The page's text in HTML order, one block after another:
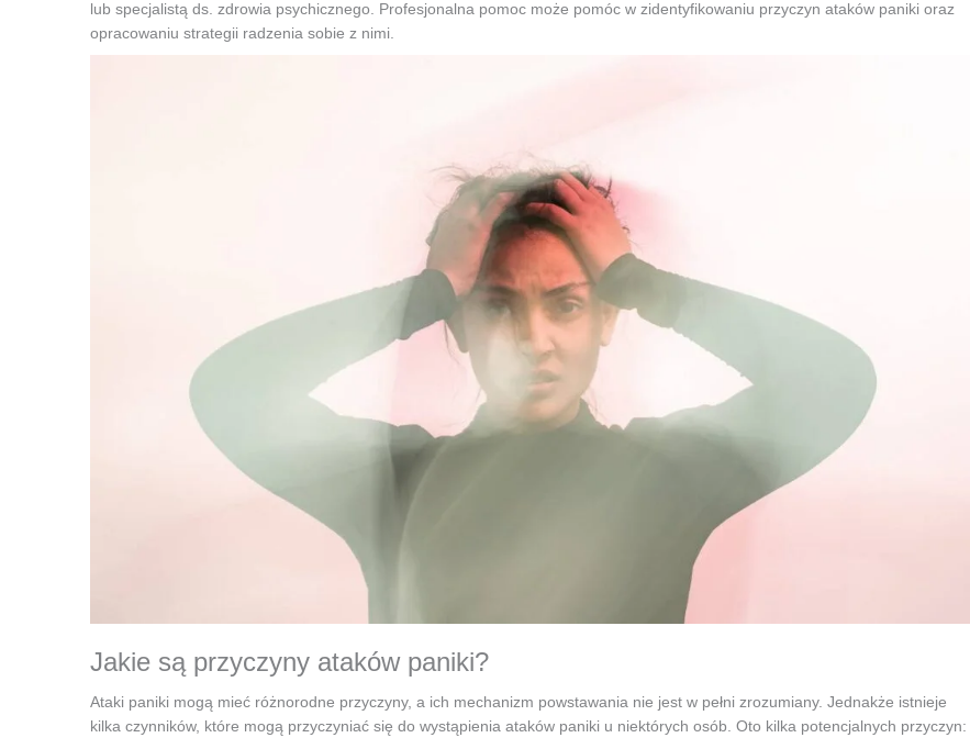
lub specjalistą ds. zdrowia psychicznego. Profesjonalna pomoc może pomóc w zidentyfikowaniu przyczyn ataków paniki oraz
opracowaniu strategii radzenia sobie z nimi.
Jakie są przyczyny ataków paniki?
Ataki paniki mogą mieć różnorodne przyczyny, a ich mechanizm powstawania nie jest w pełni zrozumiany. Jednakże istnieje
kilka czynników, które mogą przyczyniać się do wystąpienia ataków paniki u niektórych osób. Oto kilka potencjalnych przyczyn: